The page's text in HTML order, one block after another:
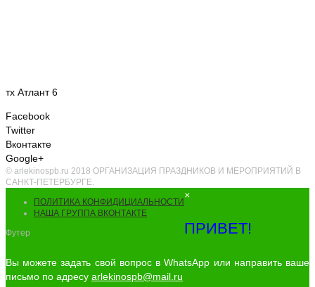
тх Атлант 6
Facebook
Twitter
Вконтакте
Google+
© arlekinospb.ru 2018 ОРГАНИЗАЦИЯ ПРАЗДНИКОВ И МЕРОПРИЯТИЙ В
САНКТ-ПЕТЕРБУРГЕ.
ПОЛИТИКА КОНФИДИЦИАЛЬНОСТИ
НАША ГРУППА ВКОНТАКТЕ
Футер
×
ПРИВЕТ!
Вы можете задать свой вопрос в WhatsApp или направить ваше
письмо по адресу arlekinospb@mail.ru